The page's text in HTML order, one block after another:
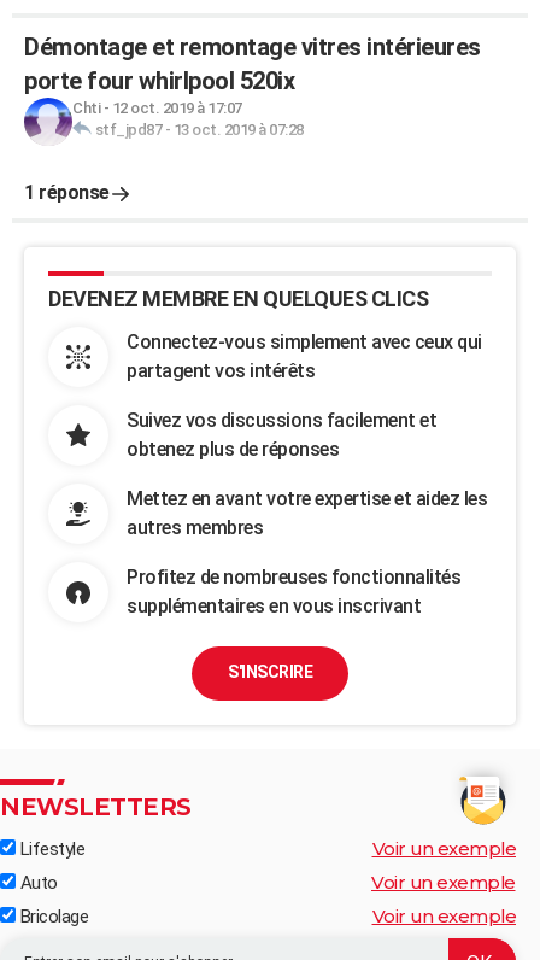
Démontage et remontage vitres intérieures
porte four whirlpool 520ix
Chti- 12 oct. 2019 à 17:07
stf_jpd87- 13 oct. 2019 à 07:28
1 réponse
DEVENEZ MEMBRE EN QUELQUES CLICS
Connectez-vous simplement avec ceux qui
partagent vos intérêts
Suivez vos discussions facilement et
obtenez plus de réponses
Mettez en avant votre expertise et aidez les
autres membres
Profitez de nombreuses fonctionnalités
supplémentaires en vous inscrivant
S'INSCRIRE
NEWSLETTERS
Lifestyle Voir un exemple
Auto Voir un exemple
Bricolage Voir un exemple